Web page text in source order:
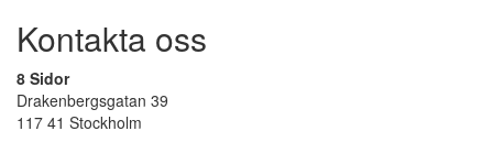
Kontakta oss
8 Sidor
Drakenbergsgatan 39
117 41 Stockholm